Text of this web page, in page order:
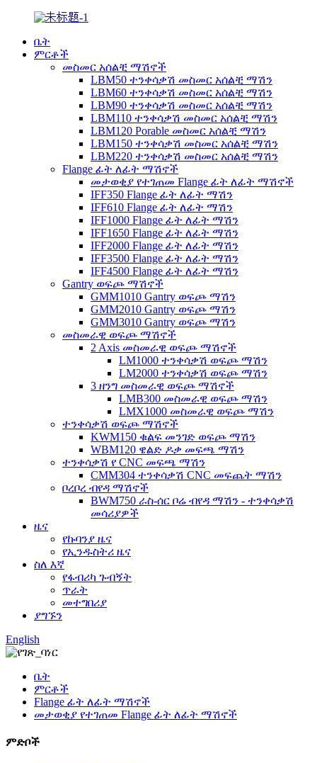
ቤት
ምርቶች
መስመር አሰልቺ ማሽኖች
LBM50 ተንቀሳቃሽ መስመር አሰልቺ ማሽን
LBM60 ተንቀሳቃሽ መስመር አሰልቺ ማሽን
LBM90 ተንቀሳቃሽ መስመር አሰልቺ ማሽን
LBM110 ተንቀሳቃሽ መስመር አሰልቺ ማሽን
LBM120 Porable መስመር አሰልቺ ማሽን
LBM150 ተንቀሳቃሽ መስመር አሰልቺ ማሽን
LBM220 ተንቀሳቃሽ መስመር አሰልቺ ማሽን
Flange ፊት ለፊት ማሽኖች
መታወቂያ የተገጠመ Flange ፊት ለፊት ማሽኖች
IFF350 Flange ፊት ለፊት ማሽን
IFF610 Flange ፊት ለፊት ማሽን
IFF1000 Flange ፊት ለፊት ማሽን
IFF1650 Flange ፊት ለፊት ማሽን
IFF2000 Flange ፊት ለፊት ማሽን
IFF3500 Flange ፊት ለፊት ማሽን
IFF4500 Flange ፊት ለፊት ማሽን
Gantry ወፍጮ ማሽኖች
GMM1010 Gantry ወፍጮ ማሽን
GMM2010 Gantry ወፍጮ ማሽን
GMM3010 Gantry ወፍጮ ማሽን
መስመራዊ ወፍጮ ማሽኖች
2 Axis መስመራዊ ወፍጮ ማሽኖች
LM1000 ተንቀሳቃሽ ወፍጮ ማሽን
LM2000 ተንቀሳቃሽ ወፍጮ ማሽን
3 ዘንግ መስመራዊ ወፍጮ ማሽኖች
LMB300 መስመራዊ ወፍጮ ማሽን
LMX1000 መስመራዊ ወፍጮ ማሽን
ተንቀሳቃሽ ወፍጮ ማሽኖች
KWM150 ቁልፍ መንገድ ወፍጮ ማሽን
WBM120 ዌልድ ዶቃ መፍጫ ማሽን
ተንቀሳቃሽ የ CNC መፍጫ ማሽን
CMM304 ተንቀሳቃሽ CNC መፍጨት ማሽን
ቦረቦረ ብየዳ ማሽኖች
BWM750 ራስ-ሰር ቦሬ ብየዳ ማሽን - ተንቀሳቃሽ
መሳሪያዎች
ዜና
የኩባንያ ዜና
የኢንዱስትሪ ዜና
ስለ እኛ
የፋብሪካ ጉብኝት
ጥራት
መተግበሪያ
ያግኙን
English
ቤት
ምርቶች
Flange ፊት ለፊት ማሽኖች
መታወቂያ የተገጠመ Flange ፊት ለፊት ማሽኖች
ምድቦች